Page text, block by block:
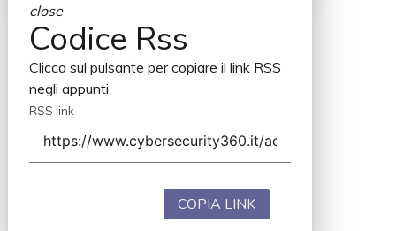
close
Codice Rss
Clicca sul pulsante per copiare il link RSS
negli appunti.
RSS link
COPIA LINK